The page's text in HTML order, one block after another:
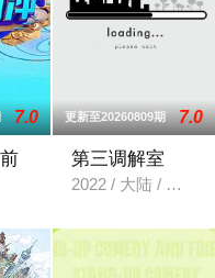
（CCTV-10）2001年7月9
7.0 更新至20260809期 7.0
第三调解室
2022 / 大陆 / 大陆